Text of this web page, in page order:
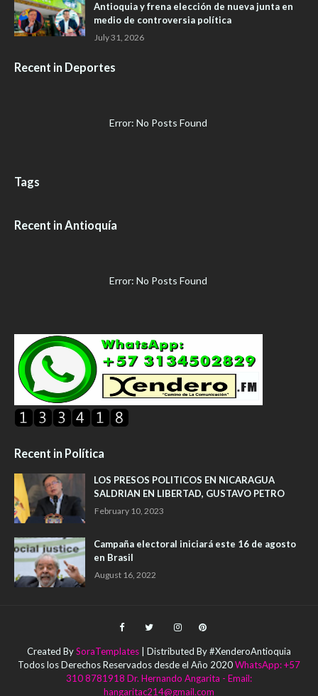
Antioquia y frena elección de nueva junta en
medio de controversia política
July 31, 2026
Recent in Deportes
Error: No Posts Found
Tags
Recent in Antioquía
Error: No Posts Found
Recent in Política
LOS PRESOS POLITICOS EN NICARAGUA
SALDRIAN EN LIBERTAD, GUSTAVO PETRO
February 10, 2023
Campaña electoral iniciará este 16 de agosto
en Brasil
August 16, 2022
Created BySoraTemplates | Distributed By #XenderoAntioquia
Todos los Derechos Reservados desde el Año 2020WhatsApp: +57
310 8781918 Dr. Hernando Angarita - Email:
hangaritac214@gmail.com